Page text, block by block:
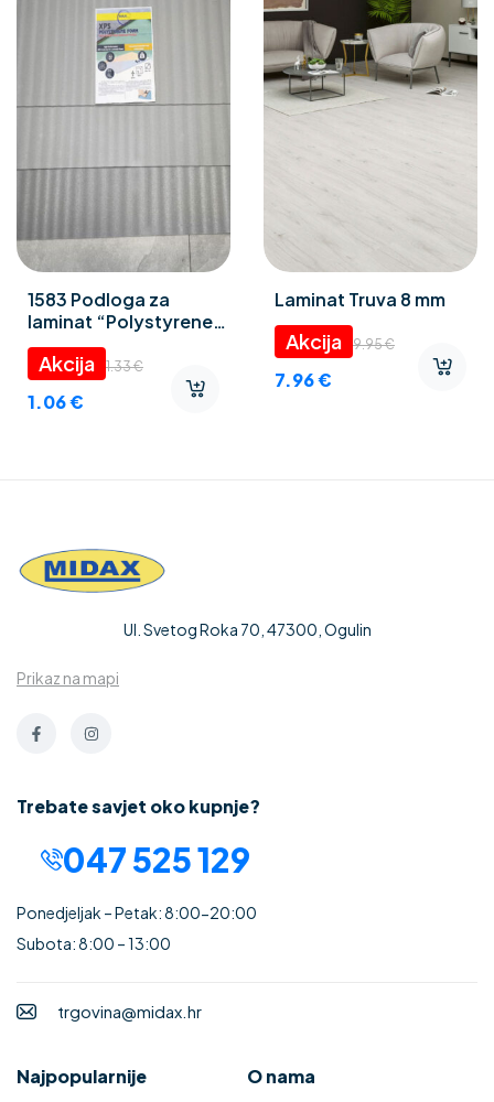
1583 Podloga za
laminat “Polystyrene
foam” 3 mm
1.33€
1.06€
Laminat Truva 8 mm
9.95€
7.96€
Ul. Svetog Roka 70, 47300, Ogulin
Prikaz na mapi
Trebate savjet oko kupnje?
047 525 129
Ponedjeljak – Petak: 8:00-20:00
Subota: 8:00 – 13:00
trgovina@midax.hr
Najpopularnije O nama